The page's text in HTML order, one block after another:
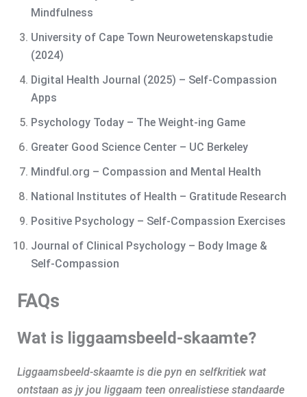
Mindfulness
University of Cape Town Neurowetenskapstudie
(2024)
Digital Health Journal (2025) – Self-Compassion
Apps
Psychology Today – The Weight‑ing Game
Greater Good Science Center – UC Berkeley
Mindful.org – Compassion and Mental Health
National Institutes of Health – GratitudeResearch
Positive Psychology – Self-Compassion Exercises
Journal of Clinical Psychology – Body Image &
Self-Compassion
FAQs
Wat is liggaamsbeeld-skaamte?
Liggaamsbeeld-skaamte is die pyn en selfkritiek wat
ontstaan as jy jou liggaam teen onrealistiese standaarde